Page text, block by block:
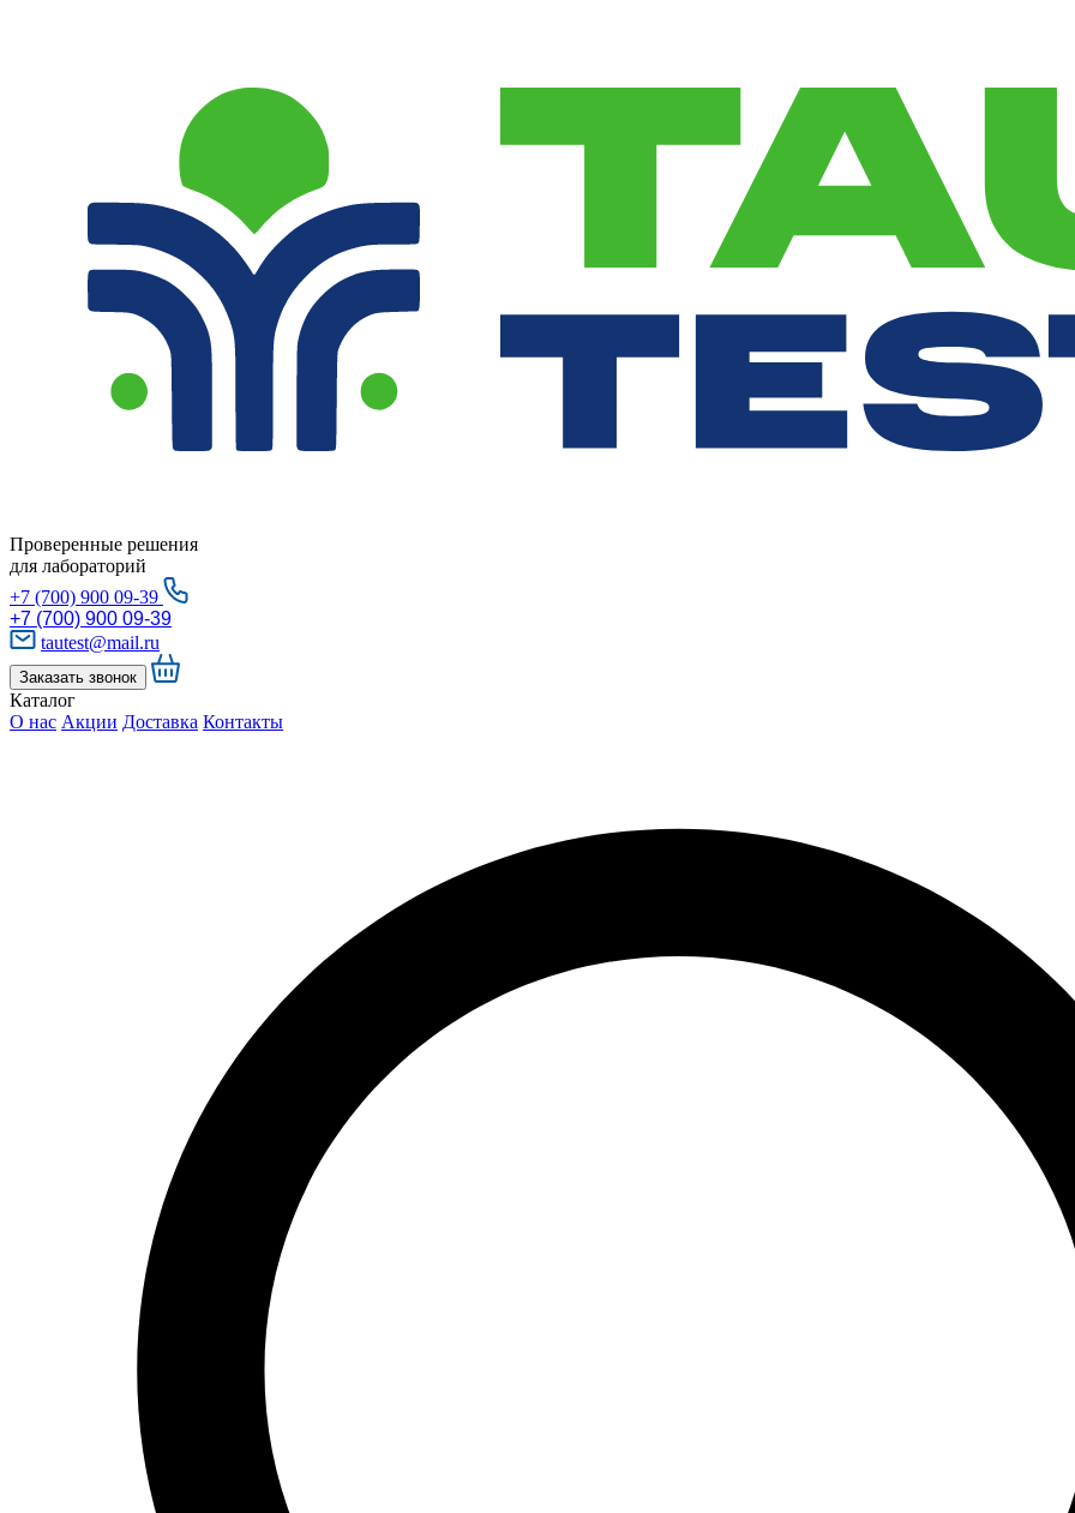
Проверенные решения
для лабораторий
+7 (700) 900 09-39
+7 (700) 900 09-39
tautest@mail.ru
Заказать звонок
Каталог
О нас Акции Доставка Контакты